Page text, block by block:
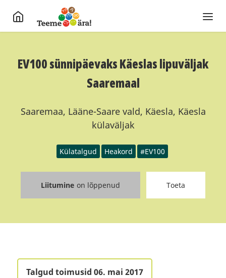
EV100 sünnipäevaks Käeslas lipuväljak
Saaremaal
Saaremaa, Lääne-Saare vald, Käesla, Käesla
külaväljak
Külatalgud Heakord #EV100
Liitumine on lõppenud Toeta
Talgud toimusid 06. mai 2017